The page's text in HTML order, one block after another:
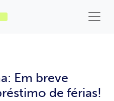
Em breve
de férias!